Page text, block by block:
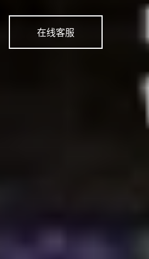
在线客服